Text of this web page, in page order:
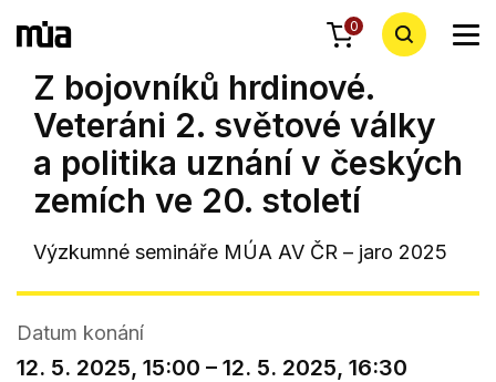
0
Z bojovníků hrdinové.
Veteráni 2. světové války
a politika uznání v českých
zemích ve 20. století
Výzkumné semináře MÚA AV ČR – jaro 2025
Datum konání
12. 5. 2025, 15:00 – 12. 5. 2025, 16:30